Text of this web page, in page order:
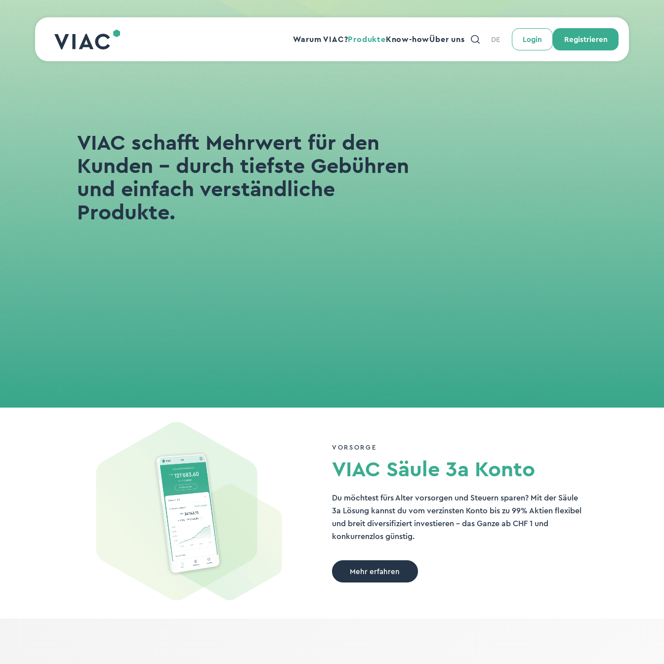
Warum VIAC?Produkte Know-howÜber uns DE Login Registrieren
VIAC schafft Mehrwert für den
Kunden – durch tiefste Gebühren
und einfach verständliche
Produkte.
VORSORGE
VIAC Säule 3a Konto
Du möchtest fürs Alter vorsorgen und Steuern sparen? Mit der Säule
3a Lösung kannst du vom verzinsten Konto bis zu 99% Aktien flexibel
und breit diversifiziert investieren – das Ganze ab CHF 1 und
konkurrenzlos günstig.
Mehr erfahren